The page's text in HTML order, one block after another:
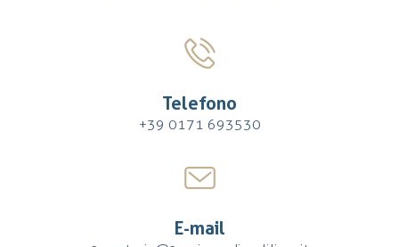
Telefono
+39 0171 693530
E-mail